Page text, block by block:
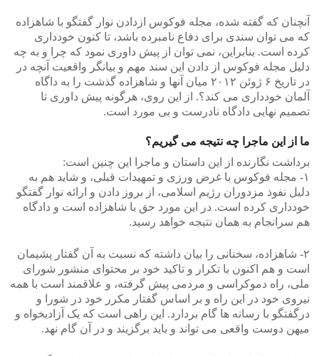
آنچنان که گفته شده، مجله فوکوس ازدادن نوار گفتگو با شاهزاده
که می توان سندی برای دفاع نامبرده باشد، تا کنون خودداری
کرده است. بنابراین، نمی توان از پیش داوری نمود که چرا و به چه
دلیل مجله فوکوس از دادن این سند مهم و بیانگر واقعیت آنچه در
در تاریخ ۶ ژوئن ۲۰۱۲ میان آنها و شاهزاده گذشت را به داگاه
آلمان خودداری می کند؟. از این روی، هرگونه پیش داوری تا
تصمیم نهایی دادگاه نادرست و بی مورد است.
ما از این ماجرا چه نتیجه می گیریم؟
برداشت نگارنده از این داستان و ماجرا این چنین است:
۱- مجله فوکوس با غرض ورزی و تمهیدات قبلی، و شاید هم به
دلیل نفوذ مزدوران رژیم اسلامی، از بروز دادن و ارائه نوار گفتگو
خودداری کرده است. در این مورد حق با شاهزاده است و دادگاه
هم سرانجام به همان نتیجه خواهد رسید.
۲- شاهزاده، سخنانی را بیان داشته که نسبت به آن گفتار پشیمان
است و هم اکنون با تکرار و تاکید خود بر محتوای منشور شورای
ملی، راه دموکراسی و مردمی پیش گرفته، و علاقمند است با همه
نیروی خود در این راه و بر اساس گفتار مکرر خود در شورا و
درگفتگو با رسانه ها گام بردارد. این راهی است که یک آزادیخواه و
میهن دوست واقعی می تواند و باید برگزیند و در آن گام نهد.